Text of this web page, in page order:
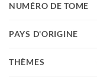
NUMÉRO DE TOME
PAYS D'ORIGINE
THÈMES